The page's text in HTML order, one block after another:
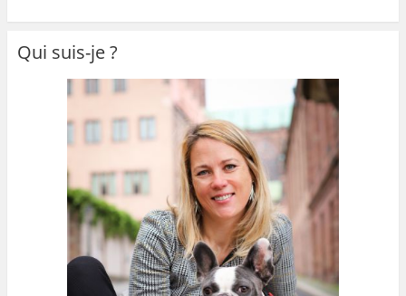
Qui suis-je ?